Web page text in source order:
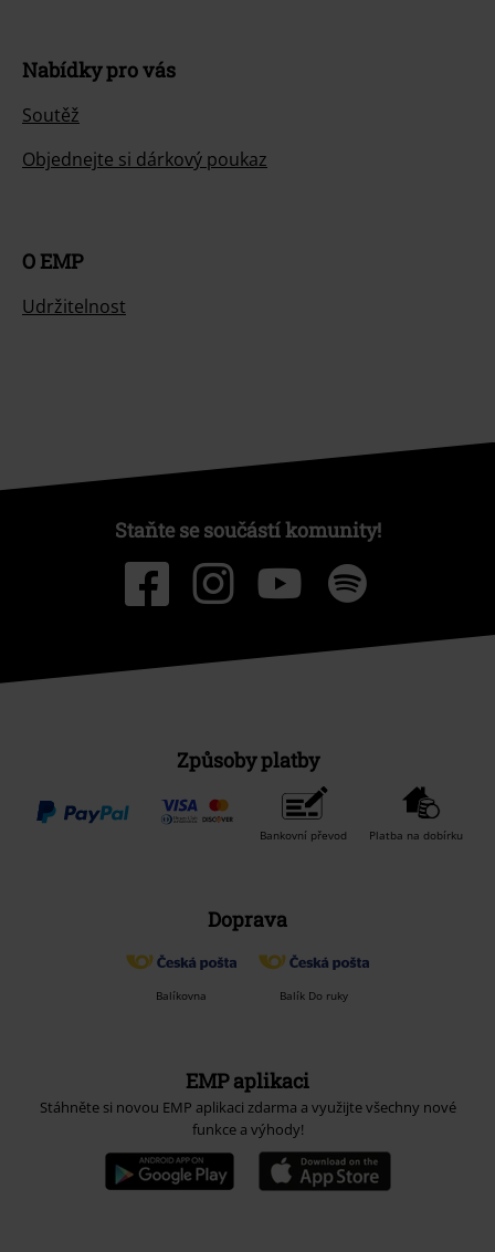
Nabídky pro vás
Soutěž
Objednejte si dárkový poukaz
O EMP
Udržitelnost
Staňte se součástí komunity!
Způsoby platby
Bankovní převod Platba na dobírku
Doprava
Balíkovna Balík Do ruky
EMP aplikaci
Stáhněte si novou EMP aplikaci zdarma a využijte všechny nové
funkce a výhody!